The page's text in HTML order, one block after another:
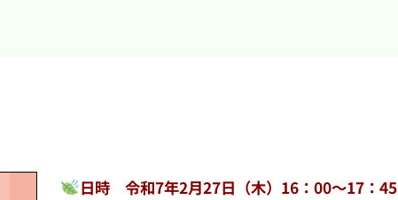
日時令和7年2月27日（木）16：00～17：45